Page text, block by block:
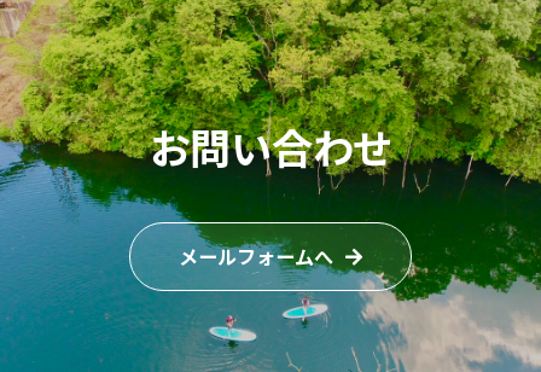
お問い合わせ
メールフォームへ